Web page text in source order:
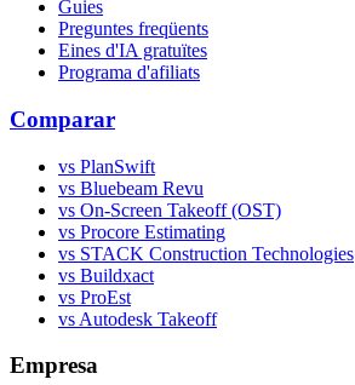
Guies
Preguntes freqüents
Eines d'IA gratuïtes
Programa d'afiliats
Comparar
vs PlanSwift
vs Bluebeam Revu
vs On-Screen Takeoff (OST)
vs Procore Estimating
vs STACK Construction Technologies
vs Buildxact
vs ProEst
vs Autodesk Takeoff
Empresa